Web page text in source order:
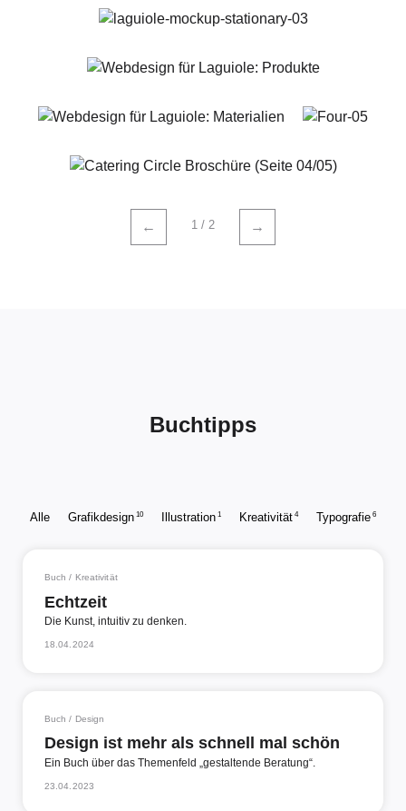
← 1 / 2 →
Buchtipps
Alle Grafikdesign 10 Illustration 1 Kreativität 4 Typografie 6
Buch / Kreativität
Echtzeit
Die Kunst, intuitiv zu denken.
18.04.2024
Buch / Design
Design ist mehr als schnell mal schön
Ein Buch über das Themenfeld „gestaltende Beratung“.
23.04.2023